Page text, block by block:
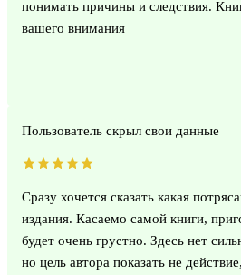
понимать причины и следствия.
вашего внимания
Пользователь скрыл свои данные
Сразу хочется сказать какая
издания. Касаемо самой книги,
будет очень грустно. Здесь нет
но цель автора показать не